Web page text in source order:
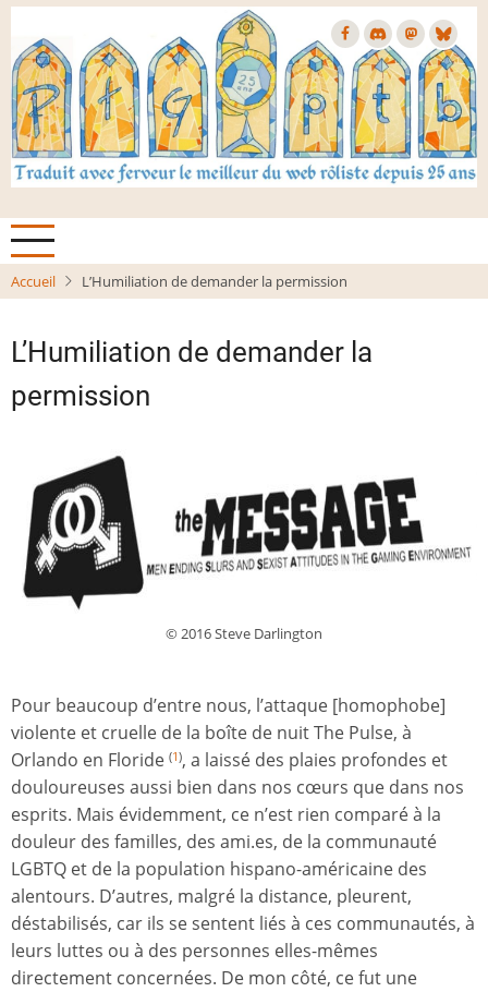
Aller
contenu
principal
Accueil L’Humiliation de demander la permission
L’Humiliation de demander la
permission
© 2016 Steve Darlington
Pour beaucoup d’entre nous, l’attaque [homophobe]
violente et cruelle de la boîte de nuit The Pulse, à
Orlando en Floride (1), a laissé des plaies profondes et
douloureuses aussi bien dans nos cœurs que dans nos
esprits. Mais évidemment, ce n’est rien comparé à la
douleur des familles, des ami.es, de la communauté
LGBTQ et de la population hispano-américaine des
alentours. D’autres, malgré la distance, pleurent,
déstabilisés, car ils se sentent liés à ces communautés, à
leurs luttes ou à des personnes elles-mêmes
directement concernées. De mon côté, ce fut une